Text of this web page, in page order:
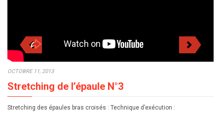
OCTOBRE 11, 2013
Stretching de l’épaule N°3
Stretching des épaules bras croisés : Technique d’exécution :